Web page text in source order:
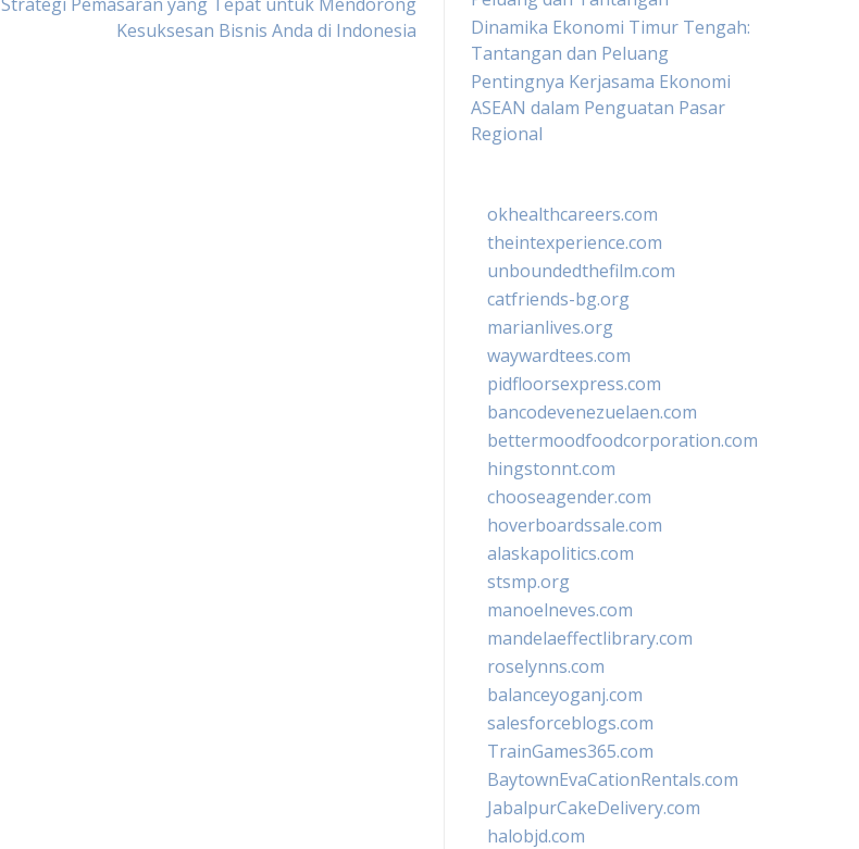
Kesuksesan Bisnis Anda di Indonesia
Dinamika Ekonomi Timur Tengah:
Tantangan dan Peluang
Pentingnya Kerjasama Ekonomi
ASEAN dalam Penguatan Pasar
Regional
okhealthcareers.com
theintexperience.com
unboundedthefilm.com
catfriends-bg.org
marianlives.org
waywardtees.com
pidfloorsexpress.com
bancodevenezuelaen.com
bettermoodfoodcorporation.com
hingstonnt.com
chooseagender.com
hoverboardssale.com
alaskapolitics.com
stsmp.org
manoelneves.com
mandelaeffectlibrary.com
roselynns.com
balanceyoganj.com
salesforceblogs.com
TrainGames365.com
BaytownEvaCationRentals.com
JabalpurCakeDelivery.com
halobjd.com